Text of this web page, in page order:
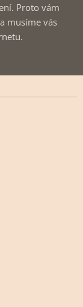
Proto vám
musíme vás